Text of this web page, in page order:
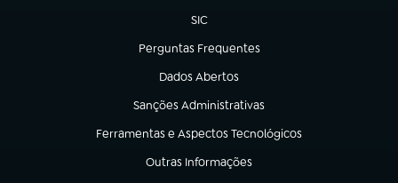
SIC
(abre em nova aba)
Perguntas Frequentes
(abre em nova aba)
Dados Abertos
(abre em nova aba)
Sanções Administrativas
(abre em nova aba)
Ferramentas e Aspectos Tecnológicos
(abre em nova aba)
Outras Informações
(abre em nova aba)